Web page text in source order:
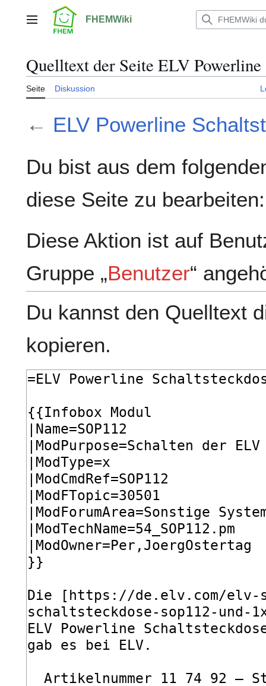
springenHauptmenü FHEMWiki
Quelltext der Seite ELV Powerline
Seite Diskussion
← ELV Powerline
Du bist aus dem
diese Seite zu bearbeiten:
Diese Aktion ist auf
Gruppe „Benutzer“
Du kannst den Quelltext
kopieren.